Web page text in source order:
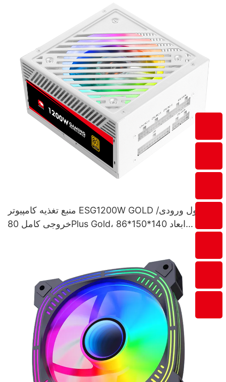
منبع تغذیه کامپیوتر ESG1200W GOLD با ماژول ورودی/
خروجی کامل 80Plus Gold، ابعاد 140*150*86